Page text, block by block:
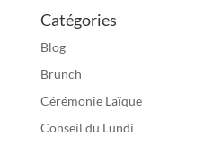
Catégories
Blog
Brunch
Cérémonie Laïque
Conseil du Lundi